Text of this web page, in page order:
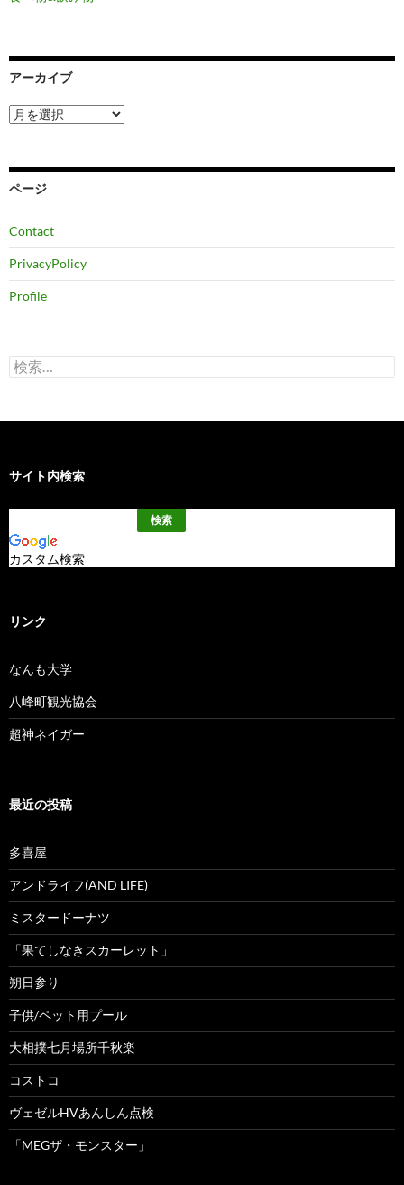
アーカイブ
ア
ー
ブ
ページ
Contact
PrivacyPolicy
Profile
検
索:
サイト内検索
カスタム検索
リンク
なんも大学
八峰町観光協会
超神ネイガー
最近の投稿
多喜屋
アンドライフ(AND LIFE)
ミスタードーナツ
「果てしなきスカーレット」
朔日参り
子供/ペット用プール
大相撲七月場所千秋楽
コストコ
ヴェゼルHVあんしん点検
「MEGザ・モンスター」